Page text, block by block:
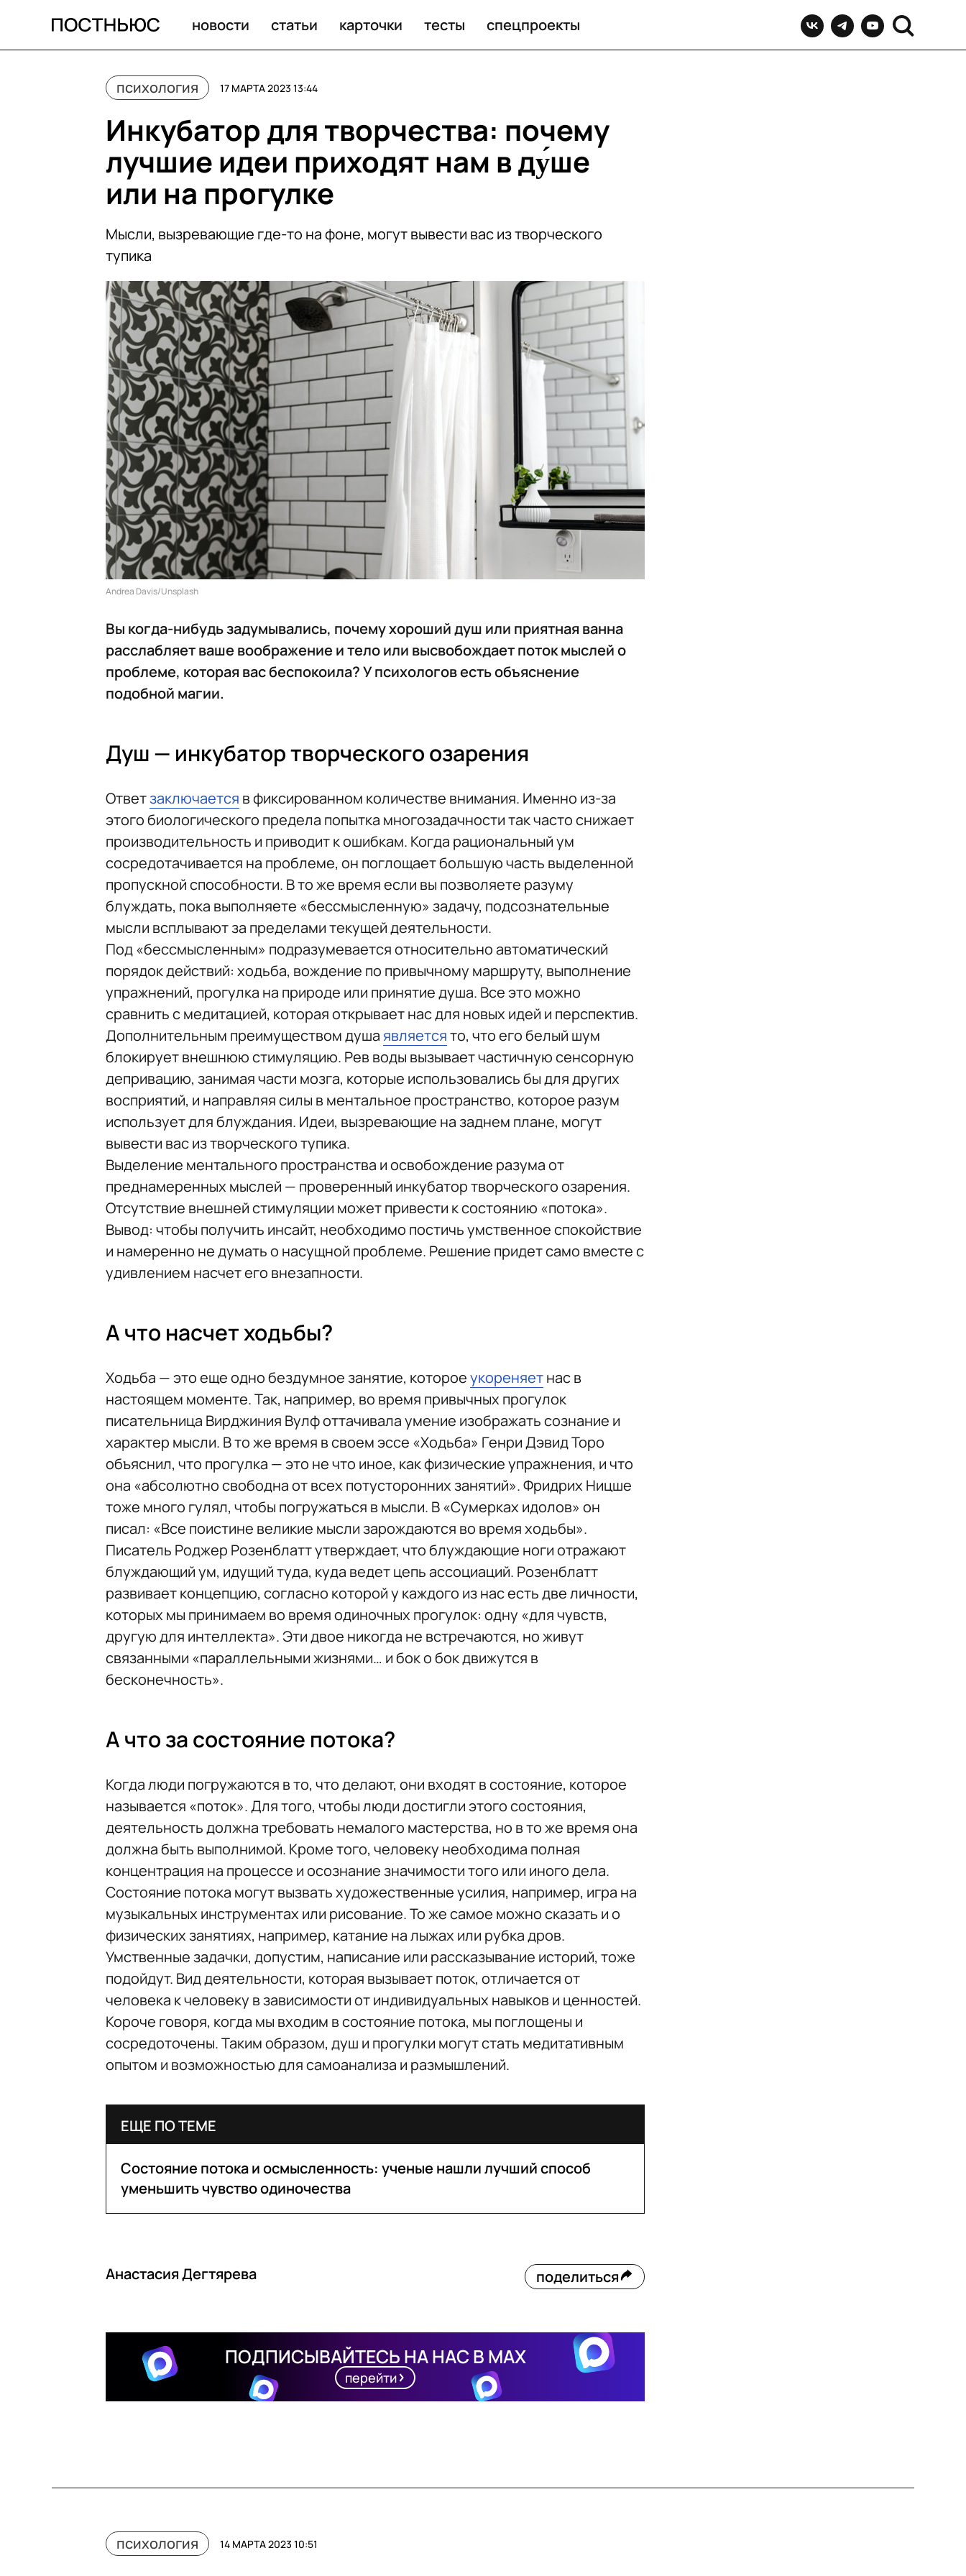
новости статьи карточки тесты спецпроекты
психология 17 МАРТА 2023 13:44
Инкубатор для творчества: почему
лучшие идеи приходят нам в ду́ше
или на прогулке
Мысли, вызревающие где-то на фоне, могут вывести вас из творческого
тупика
Andrea Davis/Unsplash
Вы когда-нибудь задумывались, почему хороший душ или приятная ванна
расслабляет ваше воображение и тело или высвобождает поток мыслей о
проблеме, которая вас беспокоила? У психологов есть объяснение
подобной магии.
Душ — инкубатор творческого озарения
Ответзаключается в фиксированном количестве внимания. Именно из-за
этого биологического предела попытка многозадачности так часто снижает
производительность и приводит к ошибкам. Когда рациональный ум
сосредотачивается на проблеме, он поглощает большую часть выделенной
пропускной способности. В то же время если вы позволяете разуму
блуждать, пока выполняете «бессмысленную» задачу, подсознательные
мысли всплывают за пределами текущей деятельности.
Под «бессмысленным» подразумевается относительно автоматический
порядок действий: ходьба, вождение по привычному маршруту, выполнение
упражнений, прогулка на природе или принятие душа. Все это можно
сравнить с медитацией, которая открывает нас для новых идей и перспектив.
Дополнительным преимуществом душа являетсято, что его белый шум
блокирует внешнюю стимуляцию. Рев воды вызывает частичную сенсорную
депривацию, занимая части мозга, которые использовались бы для других
восприятий, и направляя силы в ментальное пространство, которое разум
использует для блуждания. Идеи, вызревающие на заднем плане, могут
вывести вас из творческого тупика.
Выделение ментального пространства и освобождение разума от
преднамеренных мыслей — проверенный инкубатор творческого озарения.
Отсутствие внешней стимуляции может привести к состоянию «потока».
Вывод: чтобы получить инсайт, необходимо постичь умственное спокойствие
и намеренно не думать о насущной проблеме. Решение придет само вместе с
удивлением насчет его внезапности.
А что насчет ходьбы?
Ходьба — это еще одно бездумное занятие, котороеукореняетнас в
настоящем моменте. Так, например, во время привычных прогулок
писательница Вирджиния Вулф оттачивала умение изображать сознание и
характер мысли. В то же время в своем эссе «Ходьба» Генри Дэвид Торо
объяснил, что прогулка — это не что иное, как физические упражнения, и что
она «абсолютно свободна от всех потусторонних занятий». Фридрих Ницше
тоже много гулял, чтобы погружаться в мысли. В «Сумерках идолов» он
писал: «Все поистине великие мысли зарождаются во время ходьбы».
Писатель Роджер Розенблатт утверждает, что блуждающие ноги отражают
блуждающий ум, идущий туда, куда ведет цепь ассоциаций. Розенблатт
развивает концепцию, согласно которой у каждого из нас есть две личности,
которых мы принимаем во время одиночных прогулок: одну «для чувств,
другую для интеллекта». Эти двое никогда не встречаются, но живут
связанными «параллельными жизнями… и бок о бок движутся в
бесконечность».
А что за состояние потока?
Когда люди погружаются в то, что делают, они входят в состояние, которое
называется «поток». Для того, чтобы люди достигли этого состояния,
деятельность должна требовать немалого мастерства, но в то же время она
должна быть выполнимой. Кроме того, человеку необходима полная
концентрация на процессе и осознание значимости того или иного дела.
Состояние потока могут вызвать художественные усилия, например, игра на
музыкальных инструментах или рисование. То же самое можно сказать и о
физических занятиях, например, катание на лыжах или рубка дров.
Умственные задачки, допустим, написание или рассказывание историй, тоже
подойдут. Вид деятельности, которая вызывает поток, отличается от
человека к человеку в зависимости от индивидуальных навыков и ценностей.
Короче говоря, когда мы входим в состояние потока, мы поглощены и
сосредоточены. Таким образом, душ и прогулки могут стать медитативным
опытом и возможностью для самоанализа и размышлений.
ЕЩЕ ПО ТЕМЕ
Состояние потока и осмысленность: ученые нашли лучший способ
уменьшить чувство одиночества
Анастасия Дегтярева поделиться
ПОДПИСЫВАЙТЕСЬ НА НАС В MAX
перейти
психология 14 МАРТА 2023 10:51